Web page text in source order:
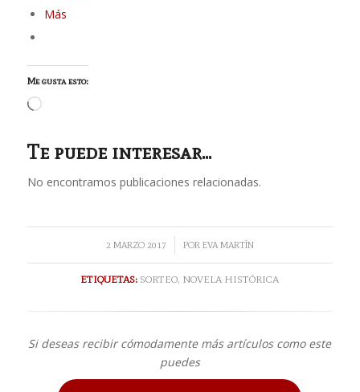
Más
Me gusta esto:
Cargando...
Te puede interesar...
No encontramos publicaciones relacionadas.
2 MARZO 2017
/ POR EVA MARTÍN
ETIQUETAS: SORTEO, NOVELA HISTÓRICA
Si deseas recibir cómodamente más artículos como este
puedes